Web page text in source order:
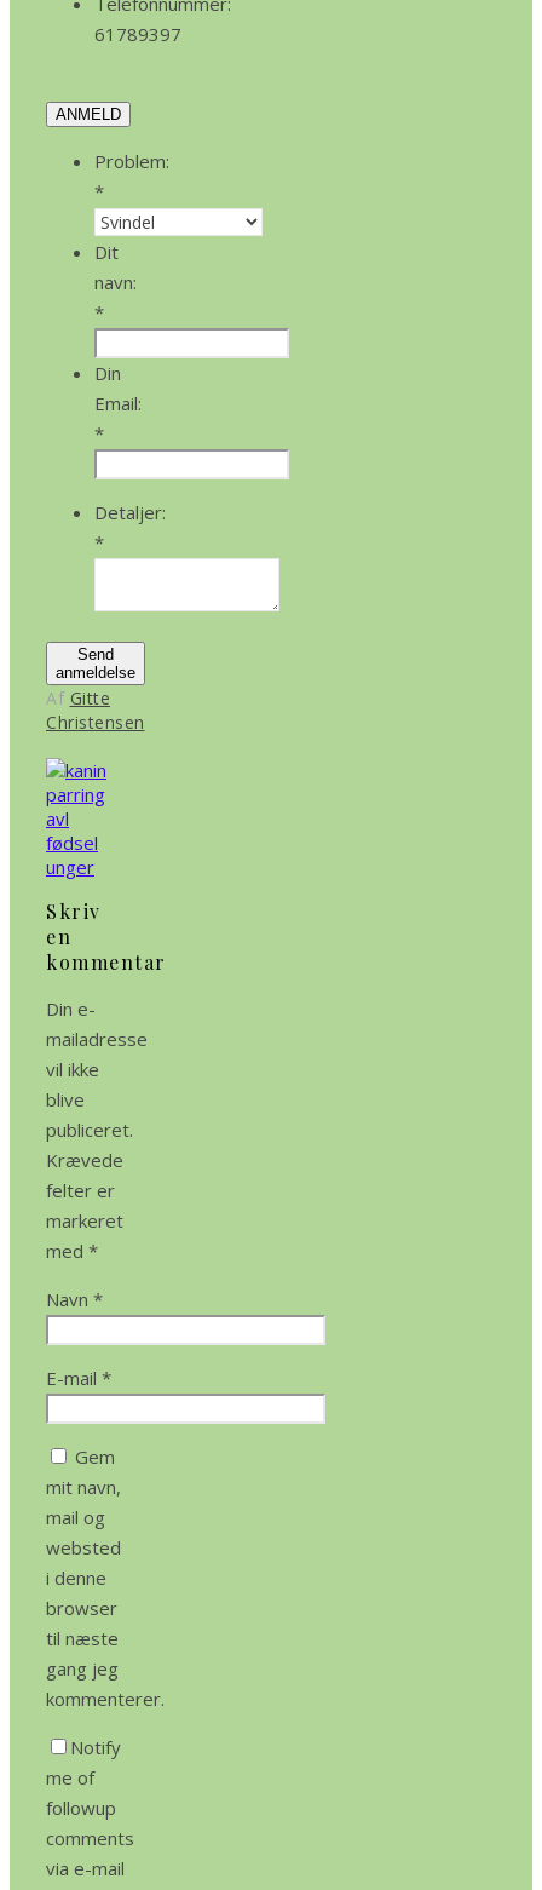
61789397
ANMELD
Problem:
*
Dit
navn:
*
Din
Email:
*
Detaljer:
*
Send
anmeldelse
Af Gitte
Christensen
Skriv
en
kommentar
Din e-
mailadresse
vil ikke
blive
publiceret.
Krævede
felter er
markeret
med *
Navn *
E-mail *
Gem
mit navn,
mail og
websted
i denne
browser
til næste
gang jeg
kommenterer.
Notify
me of
followup
comments
via e-mail